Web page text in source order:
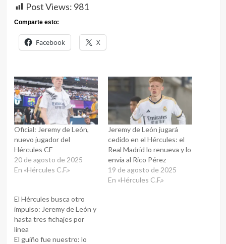
Post Views: 981
Comparte esto:
Facebook X
Oficial: Jeremy de León,
nuevo jugador del
Hércules CF
20 de agosto de 2025
En «Hércules C.F.»
Jeremy de León jugará
cedido en el Hércules: el
Real Madrid lo renueva y lo
envía al Rico Pérez
19 de agosto de 2025
En «Hércules C.F.»
El Hércules busca otro
impulso: Jeremy de León y
hasta tres fichajes por
línea
El guiño fue nuestro: lo